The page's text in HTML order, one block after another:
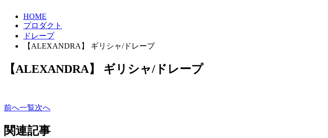
HOME
プロダクト
ドレープ
【ALEXANDRA】 ギリシャ/ドレープ
【ALEXANDRA】 ギリシャ/ドレープ
前へ一覧次へ
関連記事